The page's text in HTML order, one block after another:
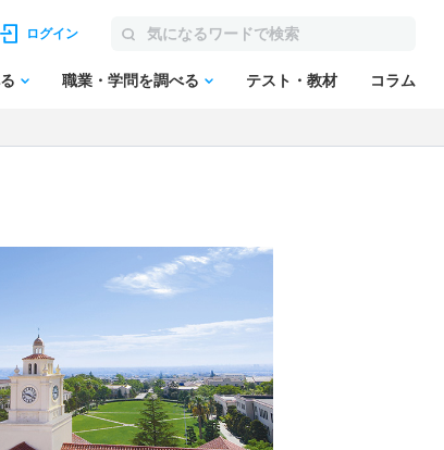
ログイン
職業・学問を調べる テスト・教材 コラム